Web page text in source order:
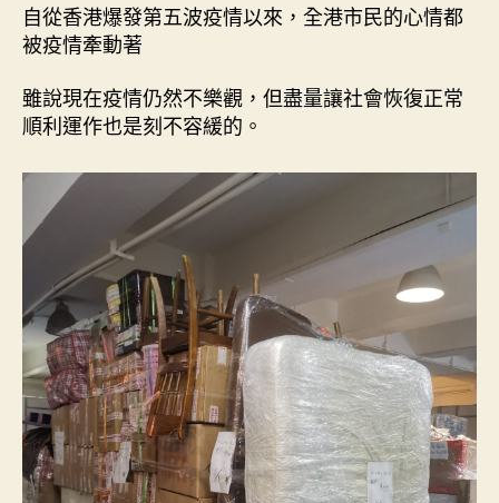
自從香港爆發第五波疫情以來，全港市民的心情都
被疫情牽動著
雖說現在疫情仍然不樂觀，但盡量讓社會恢復正常
順利運作也是刻不容緩的。